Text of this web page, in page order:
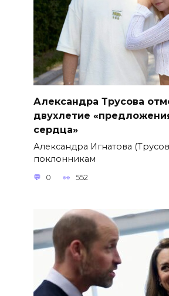
Александра Трусова
двухлетие
сердца»
Александра Игнатова
поклонникам
0 552